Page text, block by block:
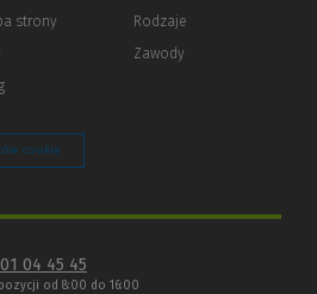
strony
Rodzaje
Zawody
cookie
04 45 45
od 8:00 do 16:00